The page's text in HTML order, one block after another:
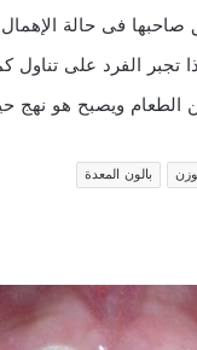
صاحبها فى حالة
ويصبح هو نهج
بالون المعدة